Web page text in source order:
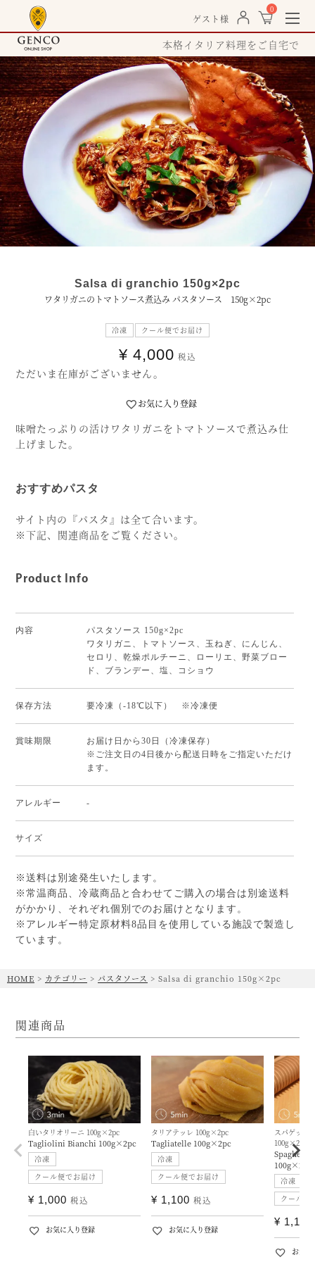
ゲスト様
0
本格イタリア料理をご自宅で
ワタリガニのトマトソース煮込み パスタソース 150g×2pc
Salsa di granchio 150g×2pc
冷凍 クール便でお届け
¥ 4,000 税込
ただいま在庫がございません。
お気に入り登録
味噌たっぷりの活けワタリガニをトマトソースで煮込み仕
上げました。
おすすめパスタ
サイト内の『パスタ』は全て合います。
※下記、関連商品をご覧ください。
Product Info
内容
パスタソース 150g×2pc
ワタリガニ、トマトソース、玉ねぎ、にんじん、
セロリ、乾燥ポルチーニ、ローリエ、野菜ブロー
ド、ブランデー、塩、コショウ
保存方法 要冷凍（-18℃以下） ※冷凍便
賞味期限
お届け日から30日（冷凍保存）
※ご注文日の4日後から配送日時をご指定いただけ
ます。
アレルギー -
サイズ
※送料は別途発生いたします。
※常温商品、冷蔵商品と合わせてご購入の場合は別途送料
がかかり、それぞれ個別でのお届けとなります。
※アレルギー特定原材料8品目を使用している施設で製造し
ています。
HOME カテゴリー パスタソース Salsa di granchio 150g×2pc
関連商品
白いタリオリーニ 100g×2pc
Tagliolini Bianchi 100g×2pc
冷凍
クール便でお届け
¥ 1,000 税込
お気に入り登録
タリアテッレ 100g×2pc
Tagliatelle 100g×2pc
冷凍
クール便でお届け
¥ 1,100 税込
お気に入り登録
スパゲッテ
100g×2pc
Spaghetti
100g×2pc
冷凍
クール便
¥ 1,100
お気